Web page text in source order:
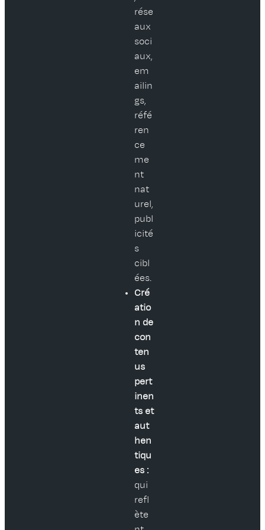
rése
aux
soci
aux,
em
ailin
gs,
réfé
ren
ce
me
nt
nat
urel,
publ
icité
s
cibl
ées.
Cré
atio
n de
con
ten
us
pert
inen
ts et
aut
hen
tiqu
es :
qui
refl
ète